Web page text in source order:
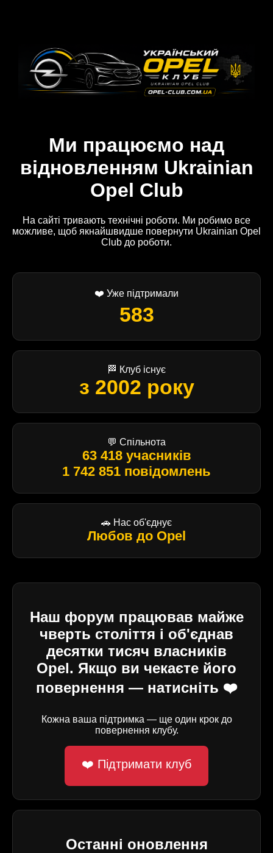
Ми працюємо над
відновленням Ukrainian
Opel Club
На сайті тривають технічні роботи. Ми робимо все
можливе, щоб якнайшвидше повернути Ukrainian Opel
Club до роботи.
❤️ Уже підтримали
583
🏁 Клуб існує
з 2002 року
💬 Спільнота
63 418 учасників
1 742 851 повідомлень
🚗 Нас об'єднує
Любов до Opel
Наш форум працював майже
чверть століття і об'єднав
десятки тисяч власників
Opel. Якщо ви чекаєте його
повернення — натисніть ❤️
Кожна ваша підтримка — ще один крок до
повернення клубу.
❤️ Підтримати клуб
Останні оновлення